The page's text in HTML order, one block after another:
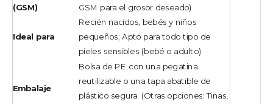
(GSM)
GSM para el grosor deseado)
Ideal para
Recién nacidos, bebés y niños
pequeños; Apto para todo tipo de
pieles sensibles (bebé o adulto).
Embalaje
Bolsa de PE con una pegatina
reutilizable o una tapa abatible de
plástico segura. (Otras opciones: Tinas,